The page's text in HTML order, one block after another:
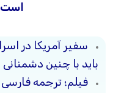
است
سفیر آمریکا در
باید با چنین
فیلم؛ ترجمه فارسی